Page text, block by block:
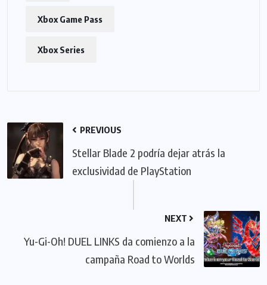
Xbox Game Pass
Xbox Series
PREVIOUS
Stellar Blade 2 podría dejar atrás la
exclusividad de PlayStation
NEXT
Yu-Gi-Oh! DUEL LINKS da comienzo a la
campaña Road to Worlds